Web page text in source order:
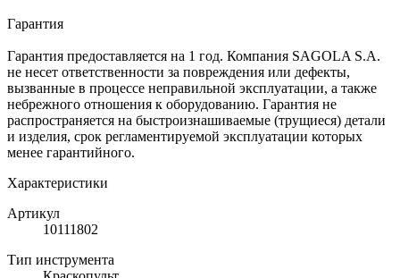
Гарантия
Гарантия предоставляется на 1 год. Компания SAGOLA S.A.
не несет ответственности за повреждения или дефекты,
вызванные в процессе неправильной эксплуатации, а также
небрежного отношения к оборудованию. Гарантия не
распространяется на быстроизнашиваемые (трущиеся) детали
и изделия, срок регламентируемой эксплуатации которых
менее гарантийного.
Характеристики
Артикул
10111802
Тип инструмента